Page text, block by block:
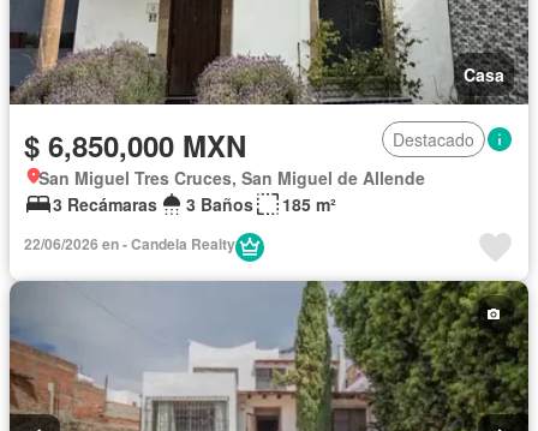
Casa
$ 6,850,000 MXN
Destacado
San Miguel Tres Cruces, San Miguel de Allende
3 Recámaras
3 Baños 185 m²
22/06/2026 en - Candela Realty